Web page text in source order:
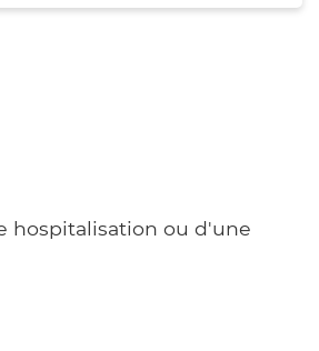
hospitalisation ou d'une